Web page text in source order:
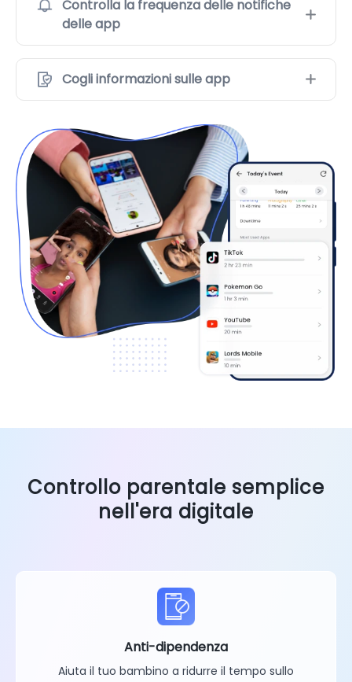
Controlla la frequenza delle notifiche
delle app
Cogli informazioni sulle app
Controllo parentale semplice
nell'era digitale
Anti-dipendenza
Aiuta il tuo bambino a ridurre il tempo sullo